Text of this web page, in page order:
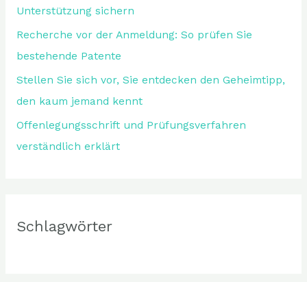
Unterstützung sichern
Recherche vor der Anmeldung: So prüfen Sie
bestehende Patente
Stellen Sie sich vor, Sie entdecken den Geheimtipp,
den kaum jemand kennt
Offenlegungsschrift und Prüfungsverfahren
verständlich erklärt
Schlagwörter